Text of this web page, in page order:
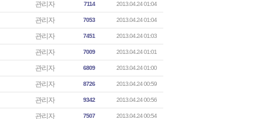
관리자 7114 2013.04.24 01:04
관리자 7053 2013.04.24 01:04
관리자 7451 2013.04.24 01:03
관리자 7009 2013.04.24 01:01
관리자 6809 2013.04.24 01:00
관리자 8726 2013.04.24 00:59
관리자 9342 2013.04.24 00:56
관리자 7507 2013.04.24 00:54